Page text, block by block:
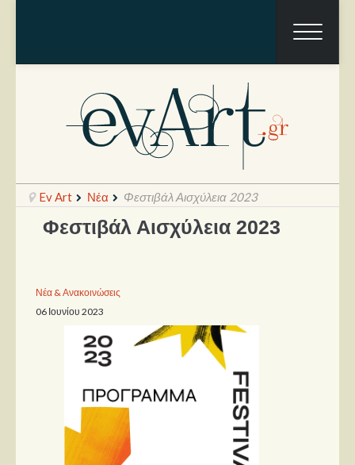
Live & Συναυλίες
Θέατρο
Συνεντεύξεις
Παρουσιάσεις
Δίσκοι
Σειρές
Ev Art Νέα Φεστιβάλ Αισχύλεια 2023
Φεστιβάλ Αισχύλεια 2023
Νέα & Ανακοινώσεις
06 Ιουνίου 2023